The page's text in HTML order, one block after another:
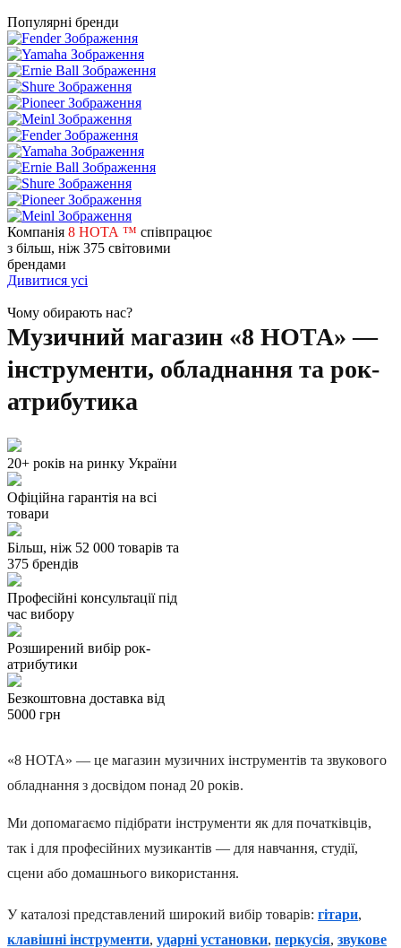
Популярні бренди
Компанія 8 НОТА ™ співпрацює
з більш, ніж 375 світовими
брендами
Дивитися усі
Чому обирають нас?
Музичний магазин «8 НОТА» —
інструменти, обладнання та рок-
атрибутика
20+ років на ринку України
Офіційна гарантія на всі
товари
Більш, ніж 52 000 товарів та
375 брендів
Професійні консультації під
час вибору
Розширений вибір рок-
атрибутики
Безкоштовна доставка від
5000 грн
«8 НОТА» — це магазин музичних інструментів та звукового
обладнання з досвідом понад 20 років.
Ми допомагаємо підібрати інструменти як для початківців,
так і для професійних музикантів — для навчання, студії,
сцени або домашнього використання.
У каталозі представлений широкий вибір товарів: гітари,
клавішні інструменти, ударні установки, перкусія, звукове